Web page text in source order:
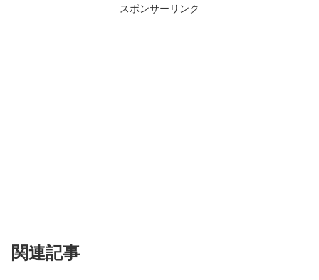
スポンサーリンク
関連記事